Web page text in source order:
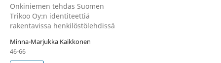
Onkiniemen tehdas Suomen
Trikoo Oy:n identiteettiä
rakentavissa henkilöstölehdissä
Minna-Marjukka Kaikkonen
46-66